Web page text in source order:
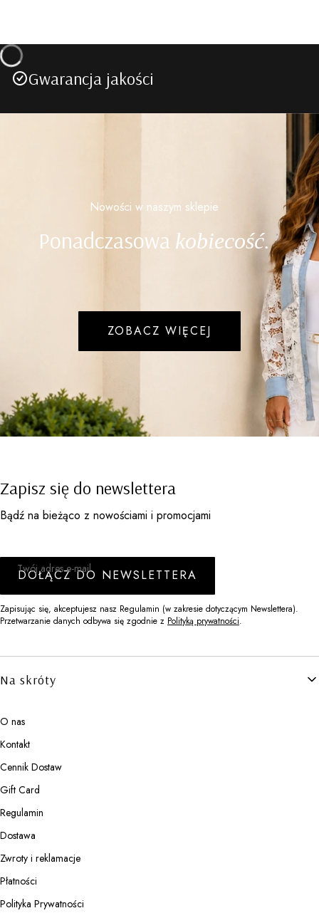
Gwarancja jakości
Nowości w naszym sklepie
Ponadczasowa kobiecość.
ZOBACZ WIĘCEJ
Zapisz się do newslettera
Bądź na bieżąco z nowościami i promocjami
Twój adres e-mail
DOŁĄCZ DO NEWSLETTERA
Zapisując się, akceptujesz nasz Regulamin (w zakresie dotyczącym Newslettera).
Przetwarzanie danych odbywa się zgodnie z Polityką prywatności.
Linki w stopce
Na skróty
O nas
Kontakt
Cennik Dostaw
Gift Card
Regulamin
Dostawa
Zwroty i reklamacje
Płatności
Polityka Prywatności